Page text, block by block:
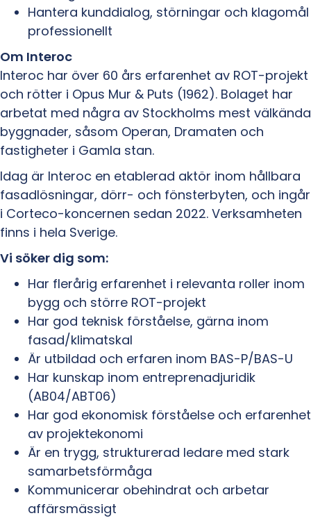
Hantera kunddialog, störningar och klagomål
professionellt
Om Interoc
Interoc har över 60 års erfarenhet av ROT-projekt
och rötter i Opus Mur & Puts (1962). Bolaget har
arbetat med några av Stockholms mest välkända
byggnader, såsom Operan, Dramaten och
fastigheter i Gamla stan.
Idag är Interoc en etablerad aktör inom hållbara
fasadlösningar, dörr- och fönsterbyten, och ingår
i Corteco-koncernen sedan 2022. Verksamheten
finns i hela Sverige.
Vi söker dig som:
Har flerårig erfarenhet i relevanta roller inom
bygg och större ROT-projekt
Har god teknisk förståelse, gärna inom
fasad/klimatskal
Är utbildad och erfaren inom BAS-P/BAS-U
Har kunskap inom entreprenadjuridik
(AB04/ABT06)
Har god ekonomisk förståelse och erfarenhet
av projektekonomi
Är en trygg, strukturerad ledare med stark
samarbetsförmåga
Kommunicerar obehindrat och arbetar
affärsmässigt